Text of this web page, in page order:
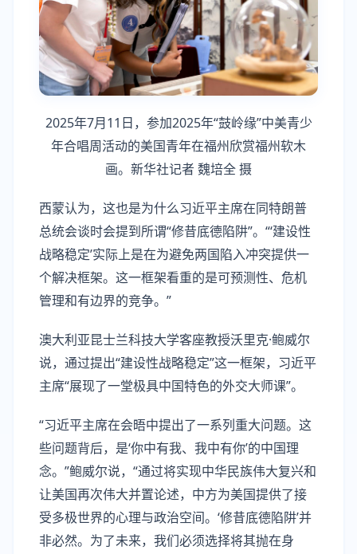
2025年7月11日，参加2025年“鼓岭缘”中美青少
年合唱周活动的美国青年在福州欣赏福州软木
画。新华社记者 魏培全 摄
西蒙认为，这也是为什么习近平主席在同特朗普
总统会谈时会提到所谓“修昔底德陷阱”。“‘建设性
战略稳定’实际上是在为避免两国陷入冲突提供一
个解决框架。这一框架看重的是可预测性、危机
管理和有边界的竞争。”
澳大利亚昆士兰科技大学客座教授沃里克·鲍威尔
说，通过提出“建设性战略稳定”这一框架，习近平
主席“展现了一堂极具中国特色的外交大师课”。
“习近平主席在会晤中提出了一系列重大问题。这
些问题背后，是‘你中有我、我中有你’的中国理
念。”鲍威尔说，“通过将实现中华民族伟大复兴和
让美国再次伟大并置论述，中方为美国提供了接
受多极世界的心理与政治空间。‘修昔底德陷阱’并
非必然。为了未来，我们必须选择将其抛在身